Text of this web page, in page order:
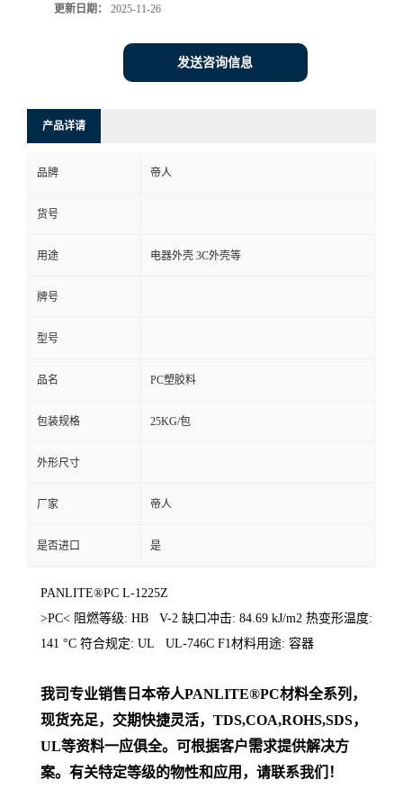
更新日期： 2025-11-26
发送咨询信息
产品详请
品牌 帝人
货号
用途 电器外壳 3C外壳等
牌号
型号
品名 PC塑胶料
包装规格 25KG/包
外形尺寸
厂家 帝人
是否进口 是
PANLITE®PC L-1225Z
>PC< 阻燃等级: HB V-2 缺口冲击: 84.69 kJ/m2 热变形温度:
141 °C 符合规定: UL UL-746C F1材料用途: 容器
我司专业销售日本帝人PANLITE®PC材料全系列 ，
现货充足，交期快捷灵活，TDS,COA,ROHS,SDS，
UL等资料一应俱全。可根据客户需求提供解决方
案。 有关特定等级的物性和应用，请联系我们！